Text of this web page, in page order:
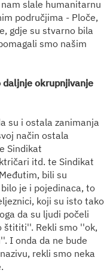
slale humanitarnu
područjima - Ploče,
gdje su stvarno bila
smo našim
okrupnjivanje
su i ostala zanimanja
način ostala
Sindikat
itd. te Sindikat
bili su
je i pojedinaca, to
koji su isto tako
da su ljudi počeli
štititi''. Rekli smo ''ok,
I onda da ne bude
rekli smo neka